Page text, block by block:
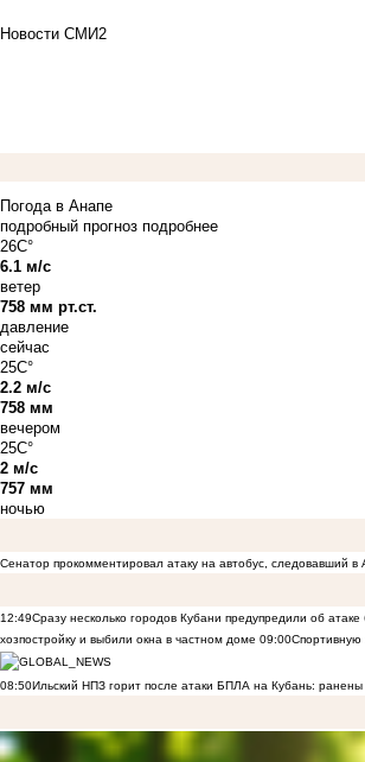
Новости СМИ2
Погода в Анапе
подробный прогноз подробнее
26C°
6.1 м/с
ветер
758 мм рт.ст.
давление
сейчас
25C°
2.2 м/с
758 мм
вечером
25C°
2 м/с
757 мм
ночью
Сенатор прокомментировал атаку на автобус, следовавший в
12:49Сразу несколько городов Кубани предупредили об атаке
хозпостройку и выбили окна в частном доме 09:00Спортивную
08:50Ильский НПЗ горит после атаки БПЛА на Кубань: ранены